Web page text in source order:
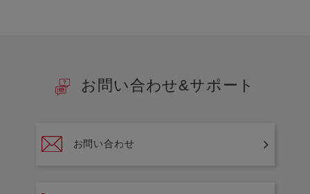
お問い合わせ&サポート
お問い合わせ